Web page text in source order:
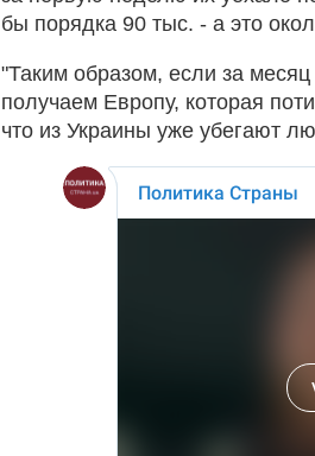
бы порядка 90 тыс. - а это
"Таким образом, если за
получаем Европу, которая
что из Украины уже убегают